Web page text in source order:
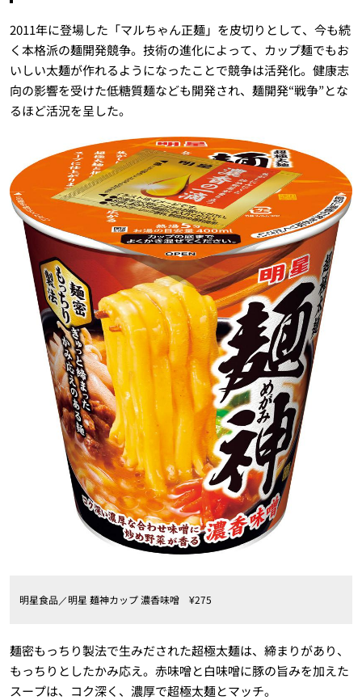
2011年に登場した「マルちゃん正麺」を皮切りとして、今も続
く本格派の麺開発競争。技術の進化によって、カップ麺でもお
いしい太麺が作れるようになったことで競争は活発化。健康志
向の影響を受けた低糖質麺なども開発され、麺開発“戦争”とな
るほど活況を呈した。
明星食品／明星 麺神カップ 濃香味噌 ¥275
麺密もっちり製法で生みだされた超極太麺は、締まりがあり、
もっちりとしたかみ応え。赤味噌と白味噌に豚の旨みを加えた
スープは、コク深く、濃厚で超極太麺とマッチ。